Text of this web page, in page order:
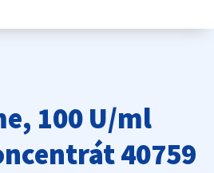
100 U/ml
40759